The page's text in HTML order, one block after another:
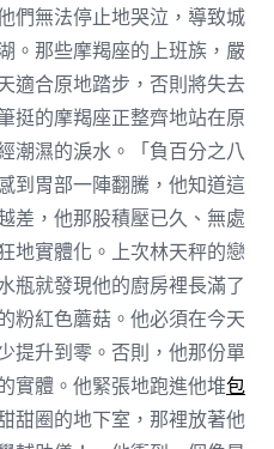
們無法停止地哭泣，導致城
。那些摩羯座的上班族，嚴
適合原地踏步，否則將失去
挺的摩羯座正整齊地站在原
潮濕的淚水。「負百分之八
到胃部一陣翻騰，他知道這
差，他那股積壓已久、無處
地實體化。上次林天秤的戀
瓶就發現他的廚房裡長滿了
粉紅色蘑菇。他必須在今天
提升到零。否則，他那份單
實體。他緊張地跑進他堆包
甜圈的地下室，那裡放著他